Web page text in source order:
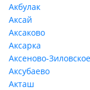
Акбулак
Аксай
Аксаково
Аксарка
Аксеново-Зиловское
Аксубаево
Акташ